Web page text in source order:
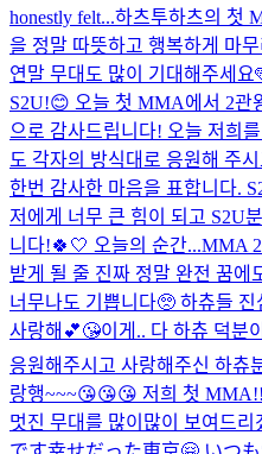
honestly felt...하츠투하츠의 첫
을 정말 따뜻하고 행복하게 마
연말 무대도 많이 기대해주세
S2U!😊 오늘 첫 MMA에서 2관
으로 감사드립니다! 오늘 저희
도 각자의 방식대로 응원해 주
한번 감사한 마음을 표합니다.
저에게 너무 큰 힘이 되고 S2U
니다!🍀🤍 오늘의 순간...MMA
받게 될 줄 진짜 정말 완전 꿈에
너무나도 기쁩니다🥺 하츄들
사랑해💕😘이게.. 다 하츄 덕분
응원해주시고 사랑해주신 하츄
랑행~~~😘😘😘 저희 첫
멋진 무대를 많이많이 보여드리